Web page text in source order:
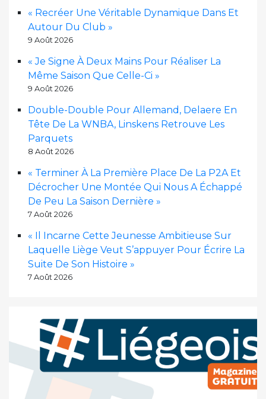
« Recréer Une Véritable Dynamique Dans Et
Autour Du Club »
9 Août 2026
« Je Signe À Deux Mains Pour Réaliser La
Même Saison Que Celle-Ci »
9 Août 2026
Double-Double Pour Allemand, Delaere En
Tête De La WNBA, Linskens Retrouve Les
Parquets
8 Août 2026
« Terminer À La Première Place De La P2A Et
Décrocher Une Montée Qui Nous A Échappé
De Peu La Saison Dernière »
7 Août 2026
« Il Incarne Cette Jeunesse Ambitieuse Sur
Laquelle Liège Veut S’appuyer Pour Écrire La
Suite De Son Histoire »
7 Août 2026